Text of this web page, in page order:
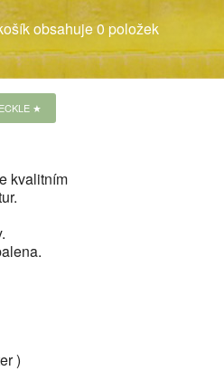
obsahuje 0 položek
★
kvalitním
)